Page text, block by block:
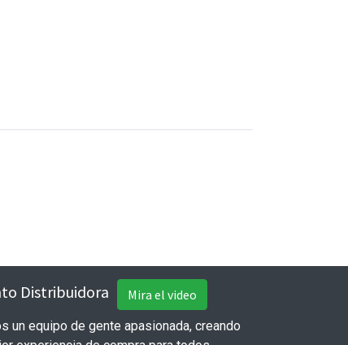
Distribuidora Mira el video
un equipo de gente apasionada, creando